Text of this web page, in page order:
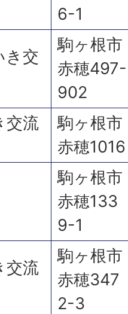
6-1
き交
駒ヶ根市
赤穂497-
902
交流
駒ヶ根市
赤穂1016
駒ヶ根市
赤穂133
9-1
交流
駒ヶ根市
赤穂347
2-3